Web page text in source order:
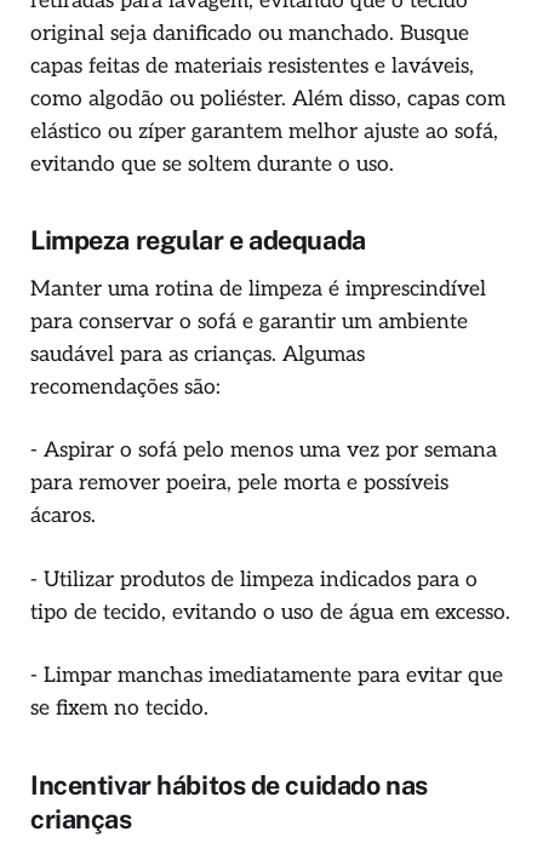
original seja danificado ou manchado. Busque
capas feitas de materiais resistentes e laváveis,
como algodão ou poliéster. Além disso, capas com
elástico ou zíper garantem melhor ajuste ao sofá,
evitando que se soltem durante o uso.
Limpeza regular e adequada
Manter uma rotina de limpeza é imprescindível
para conservar o sofá e garantir um ambiente
saudável para as crianças. Algumas
recomendações são:
- Aspirar o sofá pelo menos uma vez por semana
para remover poeira, pele morta e possíveis
ácaros.
- Utilizar produtos de limpeza indicados para o
tipo de tecido, evitando o uso de água em excesso.
- Limpar manchas imediatamente para evitar que
se fixem no tecido.
Incentivar hábitos de cuidado nas
crianças